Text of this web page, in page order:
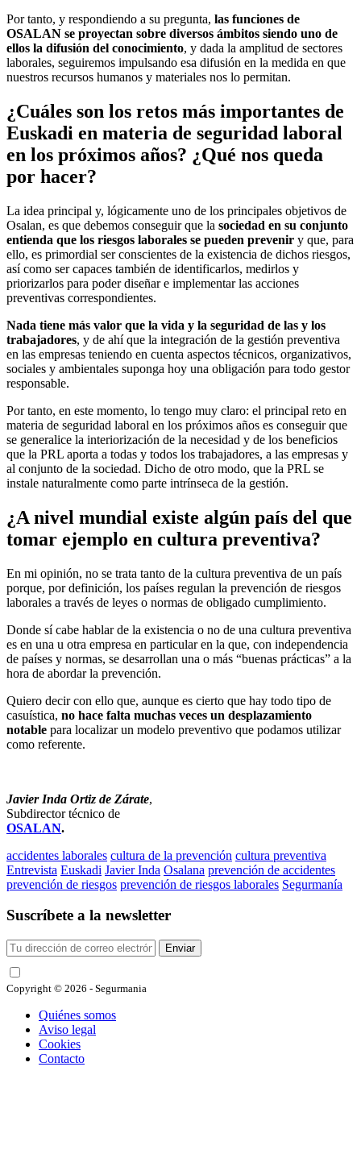
Por tanto, y respondiendo a su pregunta, las funciones de
OSALAN se proyectan sobre diversos ámbitos siendo uno de
ellos la difusión del conocimiento, y dada la amplitud de sectores
laborales, seguiremos impulsando esa difusión en la medida en que
nuestros recursos humanos y materiales nos lo permitan.
¿Cuáles son los retos más importantes de
Euskadi en materia de seguridad laboral
en los próximos años? ¿Qué nos queda
por hacer?
La idea principal y, lógicamente uno de los principales objetivos de
Osalan, es que debemos conseguir que la sociedad en su conjunto
entienda que los riesgos laborales se pueden prevenir y que, para
ello, es primordial ser conscientes de la existencia de dichos riesgos,
así como ser capaces también de identificarlos, medirlos y
priorizarlos para poder diseñar e implementar las acciones
preventivas correspondientes.
Nada tiene más valor que la vida y la seguridad de las y los
trabajadores, y de ahí que la integración de la gestión preventiva
en las empresas teniendo en cuenta aspectos técnicos, organizativos,
sociales y ambientales suponga hoy una obligación para todo gestor
responsable.
Por tanto, en este momento, lo tengo muy claro: el principal reto en
materia de seguridad laboral en los próximos años es conseguir que
se generalice la interiorización de la necesidad y de los beneficios
que la PRL aporta a todas y todos los trabajadores, a las empresas y
al conjunto de la sociedad. Dicho de otro modo, que la PRL se
instale naturalmente como parte intrínseca de la gestión.
¿A nivel mundial existe algún país del que
tomar ejemplo en cultura preventiva?
En mi opinión, no se trata tanto de la cultura preventiva de un país
porque, por definición, los países regulan la prevención de riesgos
laborales a través de leyes o normas de obligado cumplimiento.
Donde sí cabe hablar de la existencia o no de una cultura preventiva
es en una u otra empresa en particular en la que, con independencia
de países y normas, se desarrollan una o más “buenas prácticas” a la
hora de abordar la prevención.
Quiero decir con ello que, aunque es cierto que hay todo tipo de
casuística, no hace falta muchas veces un desplazamiento
notable para localizar un modelo preventivo que podamos utilizar
como referente.
Javier Inda Ortiz de Zárate,
Subdirector técnico de
OSALAN.
accidentes laborales cultura de la prevención cultura preventiva
Entrevista Euskadi Javier Inda Osalana prevención de accidentes
prevención de riesgos prevención de riesgos laborales Segurmanía
Suscríbete a la newsletter
Enviar
Copyright © 2026 - Segurmania
Quiénes somos
Aviso legal
Cookies
Contacto